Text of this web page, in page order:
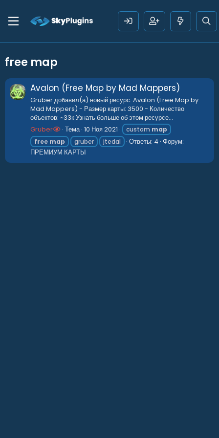
free map
Avalon (Free Map by Mad Mappers)
Gruber добавил(а) новый ресурс: Avalon (Free Map by
Mad Mappers) - Размер карты: 3500 - Количество
объектов: ~33к Узнать больше об этом ресурсе...
Gruber
Тема 10 Ноя 2021 custom map
free map gruber jtedal Ответы: 4 Форум:
ПРЕМИУМ КАРТЫ